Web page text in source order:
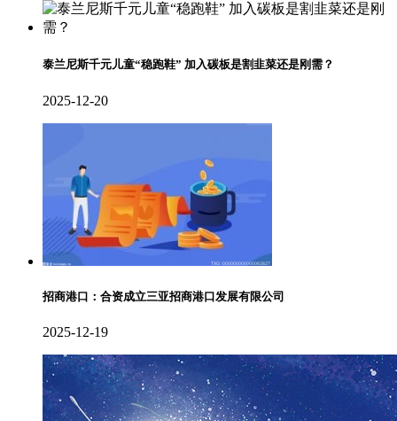
泰兰尼斯千元儿童“稳跑鞋” 加入碳板是割韭菜还是刚需？
2025-12-20
招商港口：合资成立三亚招商港口发展有限公司
2025-12-19